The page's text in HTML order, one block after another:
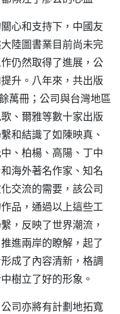
心和支持下，中國友
陸圖書業目前尚未完
仍然取得了進展，公
升。八年來，共出版
萬冊；公司與台灣地區
、爾雅等數十家出版
和結識了如陳映真、
、柏楊、高陽、丁中
海外著名作家、知名
交流的需要，該公司
品，通過以上這些工
，反映了世界潮流，
進兩岸的瞭解，起了
成了內容清新，格調
樹立了好的形象。
司亦將有計劃地拓寬